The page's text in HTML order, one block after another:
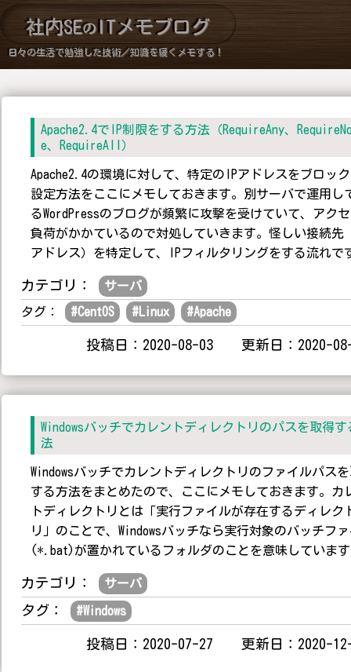
社内SEのITメモブログ
日々の生活で勉強した技術／知識を緩くメモする！
Apache2.4でIP制限をする方法（RequireAny、
e、RequireAll）
Apache2.4の環境に対して、特定のIPアドレスをブロッ
設定方法をここにメモしておきます。別サーバで運用し
るWordPressのブログが頻繁に攻撃を受けていて、アク
負荷がかかているので対処していきます。怪しい接続先
アドレス）を特定して、IPフィルタリングをする流れで
カテゴリ： サーバ
タグ： #CentOS # Linux #Apache
投稿日：2020-08-03 更新日：2020-
Windowsバッチでカレントディレクトリのパスを取得す
法
Windowsバッチでカレントディレクトリのファイルパス
する方法をまとめたので、ここにメモしておきます。カ
トディレクトリとは「実行ファイルが存在するディレク
リ」のことで、Windowsバッチなら実行対象のバッチフ
(*.bat)が置かれているフォルダのことを意味していま
カテゴリ： サーバ
タグ： #Windows
投稿日：2020-07-27 更新日：2020-